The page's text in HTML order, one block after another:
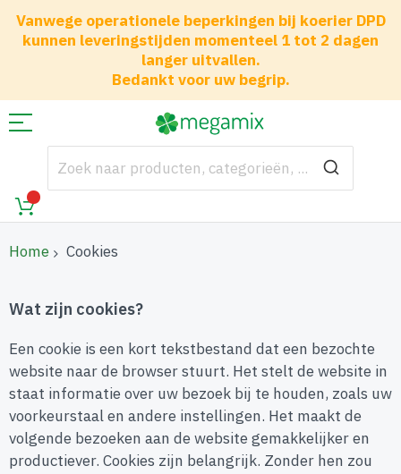
Vanwege operationele beperkingen bij koerier DPD
kunnen leveringstijden momenteel 1 tot 2 dagen
langer uitvallen.
Bedankt voor uw begrip.
Home Cookies
Wat zijn cookies?
Een cookie is een kort tekstbestand dat een bezochte
website naar de browser stuurt. Het stelt de website in
staat informatie over uw bezoek bij te houden, zoals uw
voorkeurstaal en andere instellingen. Het maakt de
volgende bezoeken aan de website gemakkelijker en
productiever. Cookies zijn belangrijk. Zonder hen zou